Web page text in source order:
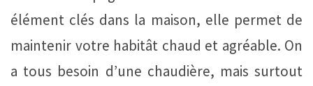
élément clés dans la maison, elle permet de
maintenir votre habitât chaud et agréable. On
a tous besoin d’une chaudière, mais surtout